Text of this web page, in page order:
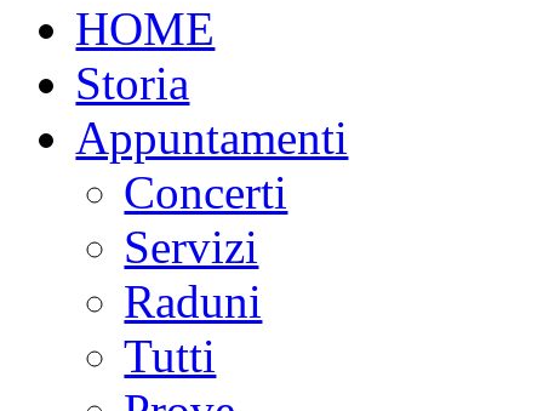
HOME
Storia
Appuntamenti
Concerti
Servizi
Raduni
Tutti